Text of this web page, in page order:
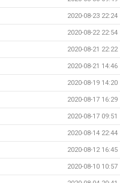
2020-08-23 22:24
2020-08-22 22:54
2020-08-21 22:22
2020-08-21 14:46
2020-08-19 14:20
2020-08-17 16:29
2020-08-17 09:51
2020-08-14 22:44
2020-08-12 16:45
2020-08-10 10:57